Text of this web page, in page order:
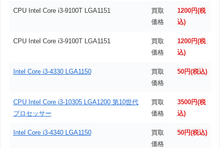
CPU Intel Core i3-9100T LGA1151
買取
価格
1200円(税
込)
CPU Intel Core i3-9100T LGA1151
買取
価格
1200円(税
込)
Intel Core i3-4330 LGA1150
買取
価格
50円(税込)
CPU Intel Core i3-10305 LGA1200 第10世代
プロセッサー
買取
価格
3500円(税
込)
Intel Core i3-4340 LGA1150
買取
価格
50円(税込)